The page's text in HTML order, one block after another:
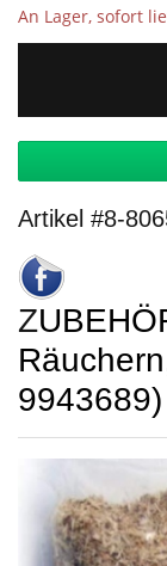
An Lager, sofort
Artikel #8-
ZUBEHÖR ALLGEMEIN
9943689)